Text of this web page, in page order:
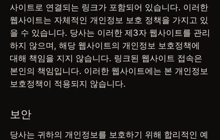
사이트로 연결되는 링크가 포함되어 있습니다. 이러한
웹사이트는 자체적인 개인정보 보호 정책을 가지고 있
을 수 있습니다. 당사는 이러한 제3자 웹사이트를 관리
하지 않으며, 해당 웹사이트의 개인정보 보호정책에
대해 책임을 지지 않습니다. 링크된 웹사이트 접속은
본인의 책임입니다. 이러한 웹사이트에는 본 개인정보
보호정책이 적용되지 않습니다.
보안
당사는 귀하의 개인정보를 보호하기 위해 합리적인 예